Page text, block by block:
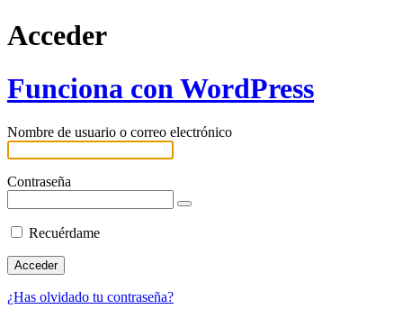
Acceder
Funciona con WordPress
Nombre de usuario o correo electrónico
Contraseña
Recuérdame
¿Has olvidado tu contraseña?